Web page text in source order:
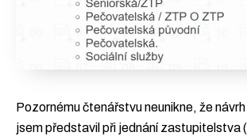
Pozornému čtenářstvu neunikne, že
jsem představil při jednání zastupitelstva